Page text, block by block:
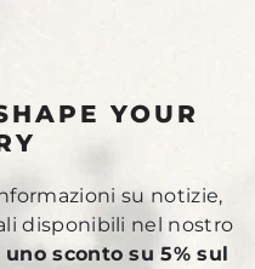
YOUR
su notizie,
disponibili nel nostro
sconto su 5% sul